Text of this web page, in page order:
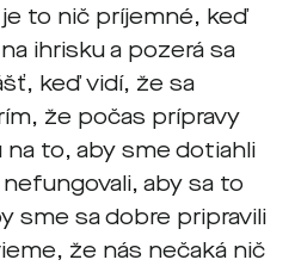
to nič príjemné, keď
ihrisku a pozerá sa
keď vidí, že sa
že počas prípravy
to, aby sme dotiahli
aby sa to
sme sa dobre pripravili
že nás nečaká nič